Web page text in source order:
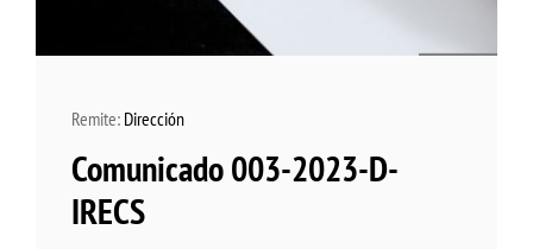
Remite: Dirección
Comunicado 003-2023-D-
IRECS